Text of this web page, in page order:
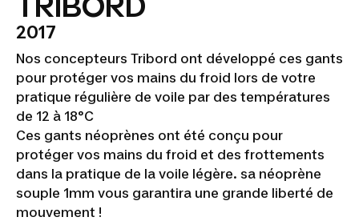
2017
Nos concepteurs Tribord ont développé ces gants
pour protéger vos mains du froid lors de votre
pratique régulière de voile par des températures
de 12 à 18°C
Ces gants néoprènes ont été conçu pour
protéger vos mains du froid et des frottements
dans la pratique de la voile légère. sa néoprène
souple 1mm vous garantira une grande liberté de
mouvement !